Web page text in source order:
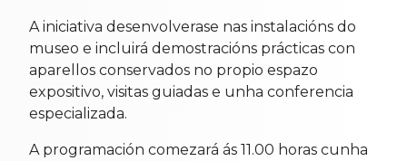
A iniciativa desenvolverase nas instalacións do
museo e incluirá demostracións prácticas con
aparellos conservados no propio espazo
expositivo, visitas guiadas e unha conferencia
especializada.
A programación comezará ás 11.00 horas cunha